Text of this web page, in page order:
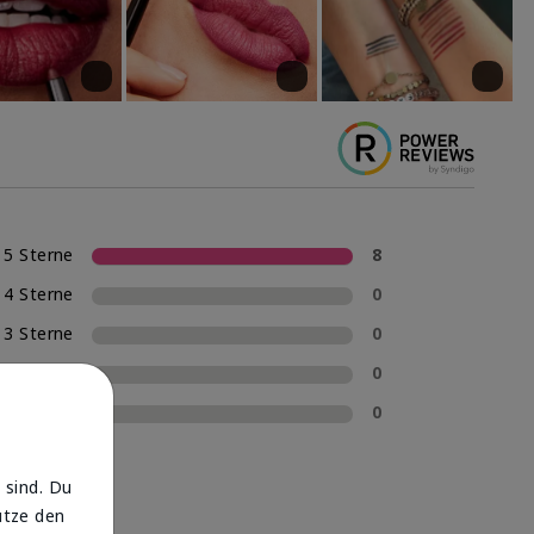
5 Sterne
8
4 Sterne
0
3 Sterne
0
0
0
Du
den